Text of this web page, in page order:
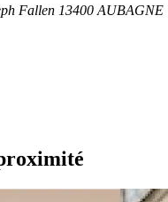
Fallen 13400 AUBAGNE